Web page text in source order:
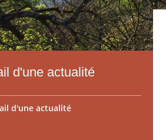
d'une actualité
d'une actualité